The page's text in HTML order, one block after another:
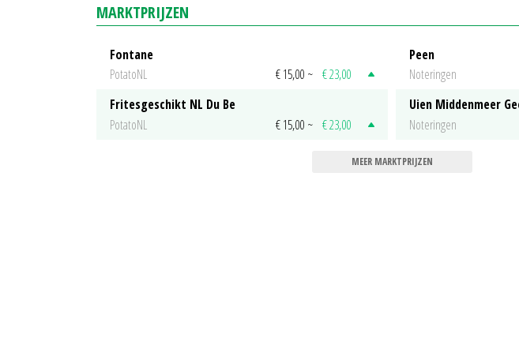
MARKTPRIJZEN
Fontane
PotatoNL
€ 15,00 ~ € 23,00
Fritesgeschikt NL Du Be
PotatoNL
€ 15,00 ~ € 23,00
Peen
Noteringen
Uien Middenmeer
Noteringen
MEER MARKTPRIJZEN